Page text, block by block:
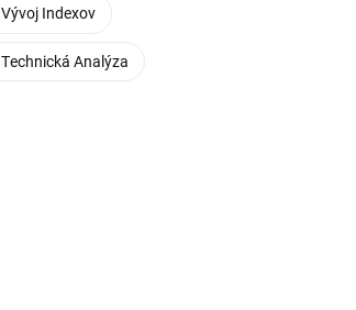
Vývoj Indexov
Technická Analýza